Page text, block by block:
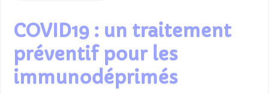
COVID19 : un traitement
préventif pour les
immunodéprimés